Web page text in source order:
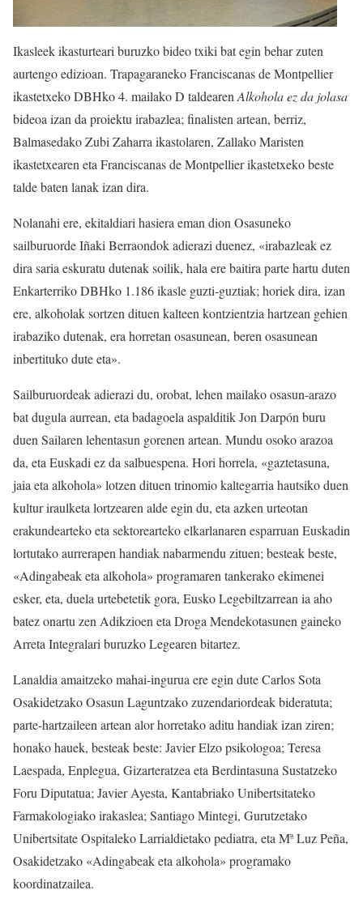
Ikasleek ikasturteari buruzko bideo txiki bat egin behar zuten
aurtengo edizioan. Trapagaraneko Franciscanas de Montpellier
ikastetxeko DBHko 4. mailako D taldearen Alkohola ez da jolasa
bideoa izan da proiektu irabazlea; finalisten artean, berriz,
Balmasedako Zubi Zaharra ikastolaren, Zallako Maristen
ikastetxearen eta Franciscanas de Montpellier ikastetxeko beste
talde baten lanak izan dira.
Nolanahi ere, ekitaldiari hasiera eman dion Osasuneko
sailburuorde Iñaki Berraondok adierazi duenez, «irabazleak ez
dira saria eskuratu dutenak soilik, hala ere baitira parte hartu duten
Enkarterriko DBHko 1.186 ikasle guzti-guztiak; horiek dira, izan
ere, alkoholak sortzen dituen kalteen kontzientzia hartzean gehien
irabaziko dutenak, era horretan osasunean, beren osasunean
inbertituko dute eta».
Sailburuordeak adierazi du, orobat, lehen mailako osasun-arazo
bat dugula aurrean, eta badagoela aspalditik Jon Darpón buru
duen Sailaren lehentasun gorenen artean. Mundu osoko arazoa
da, eta Euskadi ez da salbuespena. Hori horrela, «gaztetasuna,
jaia eta alkohola» lotzen dituen trinomio kaltegarria hautsiko duen
kultur iraulketa lortzearen alde egin du, eta azken urteotan
erakundearteko eta sektorearteko elkarlanaren esparruan Euskadin
lortutako aurrerapen handiak nabarmendu zituen; besteak beste,
«Adingabeak eta alkohola» programaren tankerako ekimenei
esker, eta, duela urtebetetik gora, Eusko Legebiltzarrean ia aho
batez onartu zen Adikzioen eta Droga Mendekotasunen gaineko
Arreta Integralari buruzko Legearen bitartez.
Lanaldia amaitzeko mahai-ingurua ere egin dute Carlos Sota
Osakidetzako Osasun Laguntzako zuzendariordeak bideratuta;
parte-hartzaileen artean alor horretako aditu handiak izan ziren;
honako hauek, besteak beste: Javier Elzo psikologoa; Teresa
Laespada, Enplegua, Gizarteratzea eta Berdintasuna Sustatzeko
Foru Diputatua; Javier Ayesta, Kantabriako Unibertsitateko
Farmakologiako irakaslea; Santiago Mintegi, Gurutzetako
Unibertsitate Ospitaleko Larrialdietako pediatra, eta Mª Luz Peña,
Osakidetzako «Adingabeak eta alkohola» programako
koordinatzailea.